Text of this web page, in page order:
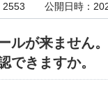
2553 公開日時
ルが来ません。
できますか。